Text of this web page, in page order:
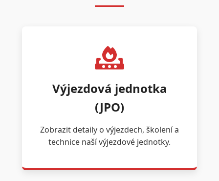
Výjezdová jednotka
(JPO)
Zobrazit detaily o výjezdech, školení a
technice naší výjezdové jednotky.